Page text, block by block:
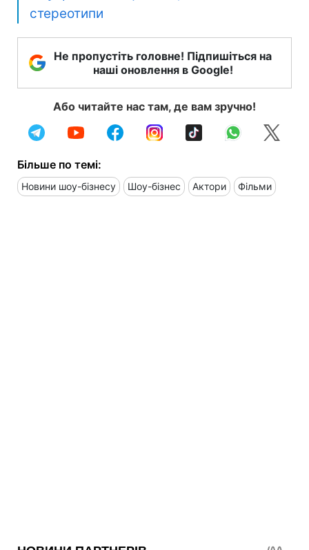
стереотипи
Не пропустіть головне! Підпишіться на
наші оновлення в Google!
Або читайте нас там, де вам зручно!
Більше по темі:
Новини шоу-бізнесу Шоу-бізнес Актори Фільми